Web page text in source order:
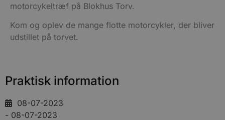
motorcykeltræf på Blokhus Torv.
Kom og oplev de mange flotte motorcykler, der bliver
udstillet på torvet.
Praktisk information
08-07-2023
- 08-07-2023